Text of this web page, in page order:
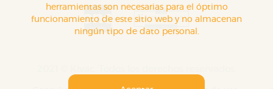
herramientas son necesarias para el óptimo
funcionamiento de este sitio web y no almacenan
ningún tipo de dato personal.